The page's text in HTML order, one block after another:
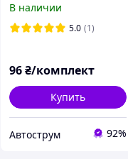
со штампованными
клеммами
В наличии
5.0 (1)
96₴/комплект
Купить
Автострум 92%